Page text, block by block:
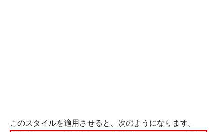
このスタイルを適用させると、次のようになります。